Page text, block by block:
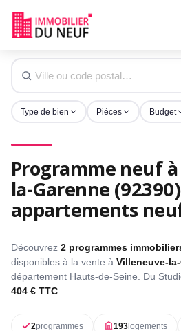
Type de bien Pièces Budget
Programme neuf
la-Garenne
appartements
Découvrez 2 programmes
disponibles à la vente à Villeneuve-
département Hauts-de-Seine. Du
404 € TTC
2programmes 193logements